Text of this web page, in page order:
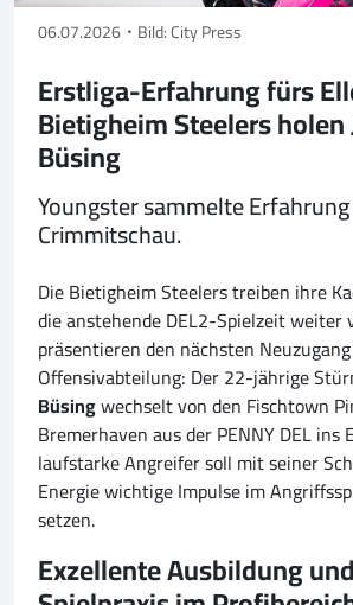
06.07.2026 Bild: City Press
Erstliga-Erfahrung fürs
Bietigheim Steelers holen
Büsing
Youngster sammelte
Crimmitschau.
Die Bietigheim Steelers treiben ihre
die anstehende DEL2-Spielzeit weiter
präsentieren den nächsten
Offensivabteilung: Der 22-jährige
Büsingwechselt von den Fischtown
Bremerhaven aus der PENNY DEL ins
laufstarke Angreifer soll mit seiner
Energie wichtige Impulse im
setzen.
Exzellente Ausbildung